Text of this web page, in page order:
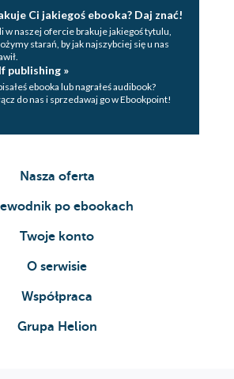
Ci jakiegoś ebooka? Daj znać!
w naszej ofercie brakuje jakiegoś tytulu,
starań, by jak najszybciej się u nas
publishing »
ebooka lub nagrałeś audibook?
do nas i sprzedawaj go w Ebookpoint!
Nasza oferta
po ebookach
Twoje konto
O serwisie
Współpraca
Grupa Helion